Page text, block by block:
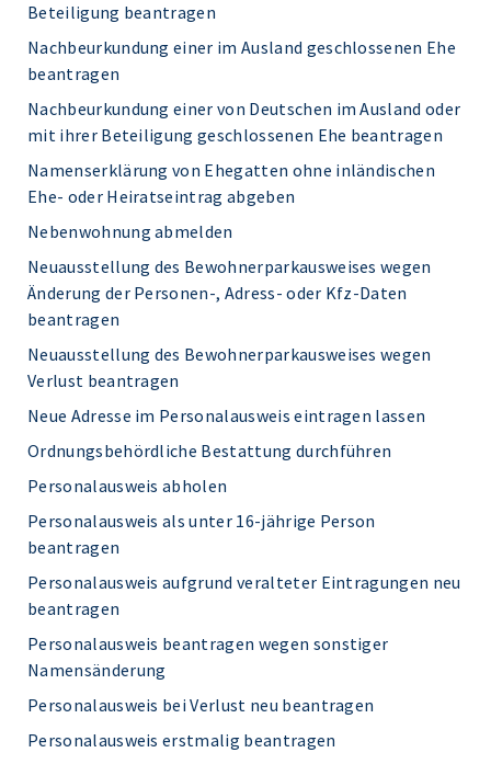
Beteiligung beantragen
Nachbeurkundung einer im Ausland geschlossenen Ehe
beantragen
Nachbeurkundung einer von Deutschen im Ausland oder
mit ihrer Beteiligung geschlossenen Ehe beantragen
Namenserklärung von Ehegatten ohne inländischen
Ehe- oder Heiratseintrag abgeben
Nebenwohnung abmelden
Neuausstellung des Bewohnerparkausweises wegen
Änderung der Personen-, Adress- oder Kfz-Daten
beantragen
Neuausstellung des Bewohnerparkausweises wegen
Verlust beantragen
Neue Adresse im Personalausweis eintragen lassen
Ordnungsbehördliche Bestattung durchführen
Personalausweis abholen
Personalausweis als unter 16-jährige Person
beantragen
Personalausweis aufgrund veralteter Eintragungen neu
beantragen
Personalausweis beantragen wegen sonstiger
Namensänderung
Personalausweis bei Verlust neu beantragen
Personalausweis erstmalig beantragen